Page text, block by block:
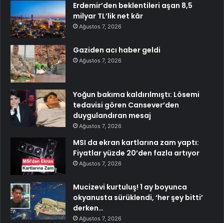
Erdemir’den beklentileri aşan 8,5
milyar TL’lik net kâr
Ağustos 7, 2026
Gaziden acı haber geldi
Ağustos 7, 2026
Yoğun bakıma kaldırılmıştı: Lösemi
tedavisi gören Cansever’den
duygulandıran mesaj
Ağustos 7, 2026
MSI da ekran kartlarına zam yaptı:
Fiyatlar yüzde 20’den fazla artıyor
Ağustos 7, 2026
Mucizevi kurtuluş! 1 ay boyunca
okyanusta sürüklendi, ‘her şey bitti’
derken…
Ağustos 7, 2026